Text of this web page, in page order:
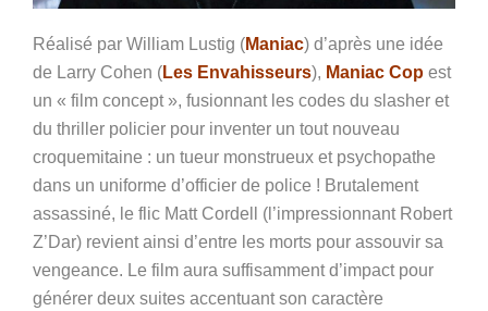
Réalisé par William Lustig (Maniac) d’après une idée
de Larry Cohen (Les Envahisseurs), Maniac Cop est
un « film concept », fusionnant les codes du slasher et
du thriller policier pour inventer un tout nouveau
croquemitaine : un tueur monstrueux et psychopathe
dans un uniforme d’officier de police ! Brutalement
assassiné, le flic Matt Cordell (l’impressionnant Robert
Z’Dar) revient ainsi d’entre les morts pour assouvir sa
vengeance. Le film aura suffisamment d’impact pour
générer deux suites accentuant son caractère